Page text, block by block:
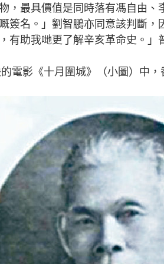
，最具價值是同時落有馮自由
簽名。」劉智鵬亦同意該判斷
有助我哋更了解辛亥革命史。」
電影《十月圍城》（小圖）中